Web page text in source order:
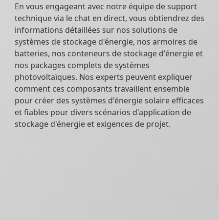
En vous engageant avec notre équipe de support
technique via le chat en direct, vous obtiendrez des
informations détaillées sur nos solutions de
systèmes de stockage d'énergie, nos armoires de
batteries, nos conteneurs de stockage d'énergie et
nos packages complets de systèmes
photovoltaïques. Nos experts peuvent expliquer
comment ces composants travaillent ensemble
pour créer des systèmes d'énergie solaire efficaces
et fiables pour divers scénarios d'application de
stockage d'énergie et exigences de projet.